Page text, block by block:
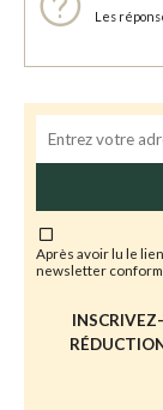
Les
Après avoir lu le lien
newsletter